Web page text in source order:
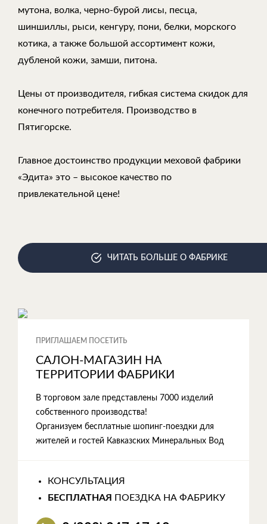
мутона, волка, черно-бурой лисы, песца,
шиншиллы, рыси, кенгуру, пони, белки, морского
котика, а также большой ассортимент кожи,
дубленой кожи, замши, питона.
Цены от производителя, гибкая система скидок для
конечного потребителя. Производство в
Пятигорске.
Главное достоинство продукции меховой фабрики
«Эдита» это – высокое качество по
привлекательной цене!
ЧИТАТЬ БОЛЬШЕ О ФАБРИКЕ
ПРИГЛАШАЕМ ПОСЕТИТЬ
САЛОН-МАГАЗИН НА
ТЕРРИТОРИИ ФАБРИКИ
В торговом зале представлены 7000 изделий
собственного производства!
Организуем бесплатные шопинг-поездки для
жителей и гостей Кавказских Минеральных Вод
КОНСУЛЬТАЦИЯ
БЕСПЛАТНАЯ
ПОЕЗДКА НА ФАБРИКУ